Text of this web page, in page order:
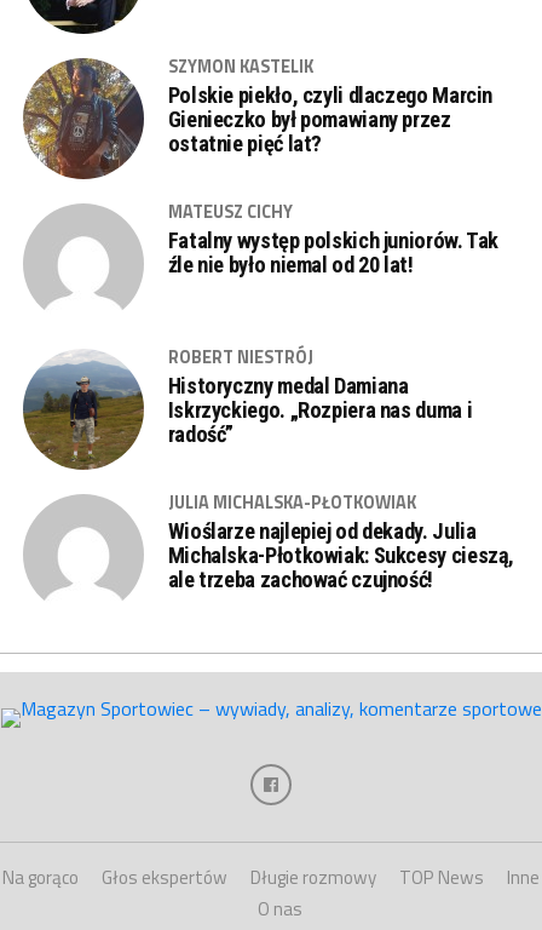
SZYMON KASTELIK
Polskie piekło, czyli dlaczego Marcin
Gienieczko był pomawiany przez
ostatnie pięć lat?
MATEUSZ CICHY
Fatalny występ polskich juniorów. Tak
źle nie było niemal od 20 lat!
ROBERT NIESTRÓJ
Historyczny medal Damiana
Iskrzyckiego. „Rozpiera nas duma i
radość”
JULIA MICHALSKA-PŁOTKOWIAK
Wioślarze najlepiej od dekady. Julia
Michalska-Płotkowiak: Sukcesy cieszą,
ale trzeba zachować czujność!
Na gorąco Głos ekspertów Długie rozmowy TOP News
Inne
O nas